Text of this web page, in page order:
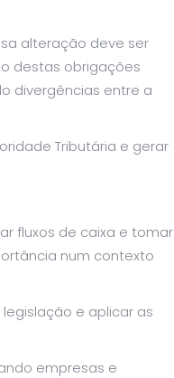
alteração deve ser
destas obrigações
divergências entre a
Tributária e gerar
fluxos de caixa e tomar
num contexto
e aplicar as
empresas e